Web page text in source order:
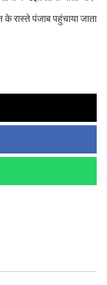
के रास्ते पंजाब पहुंचाया जाता